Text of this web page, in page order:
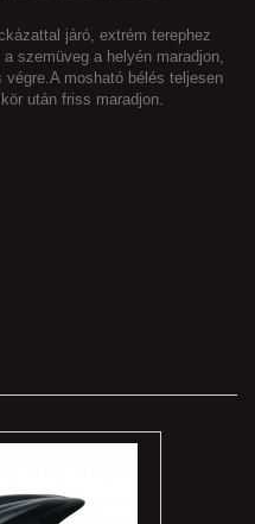
járó, extrém terephez
szemüveg a helyén maradjon,
mosható bélés teljesen
után friss maradjon.